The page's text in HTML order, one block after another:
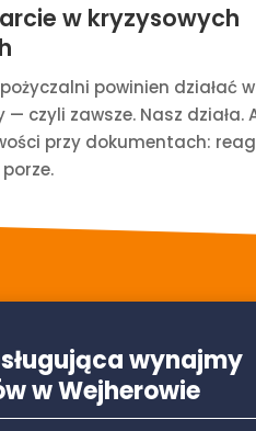
w kryzysowych
powinien działać
czyli zawsze. Nasz działa.
przy dokumentach:
wynajmy
w Wejherowie